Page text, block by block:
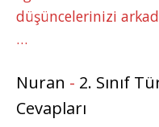
düşüncelerinizi
…
Nuran - 2. Sınıf
Cevapları